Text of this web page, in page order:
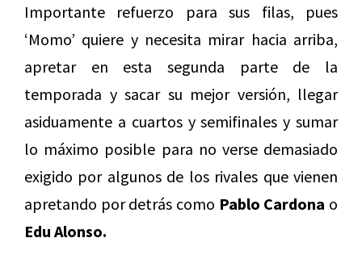
Importante refuerzo para sus filas, pues
‘Momo’ quiere y necesita mirar hacia arriba,
apretar en esta segunda parte de la
temporada y sacar su mejor versión, llegar
asiduamente a cuartos y semifinales y sumar
lo máximo posible para no verse demasiado
exigido por algunos de los rivales que vienen
apretando por detrás como Pablo Cardona o
Edu Alonso.